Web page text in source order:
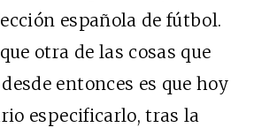
española de fútbol.
otra de las cosas que
entonces es que hoy
especificarlo, tras la